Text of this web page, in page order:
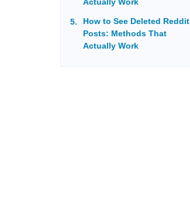
How to See Deleted Reddit
Posts: Methods That
Actually Work